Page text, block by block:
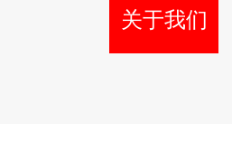
关于我们
组织机构